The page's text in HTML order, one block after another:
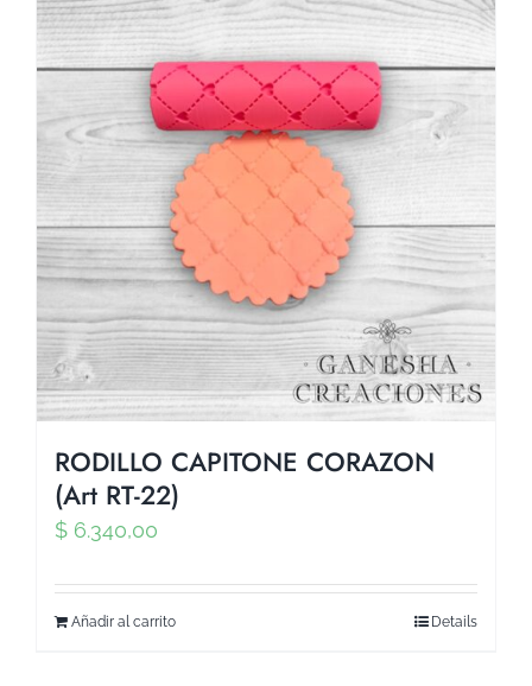
RODILLO CAPITONE CORAZON
(Art RT-22)
$ 6.340,00
Añadir al carrito Details